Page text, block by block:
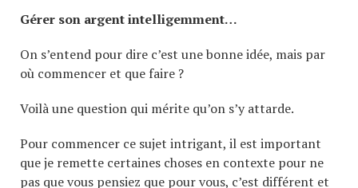
Gérer son argent intelligemment…
On s’entend pour dire c’est une bonne idée, mais par
où commencer et que faire ?
Voilà une question qui mérite qu’on s’y attarde.
Pour commencer ce sujet intrigant, il est important
que je remette certaines choses en contexte pour ne
pas que vous pensiez que pour vous, c’est différent et